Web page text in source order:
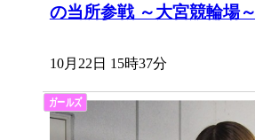
の当所参戦 ～大宮競輪場～
10月22日 15時37分